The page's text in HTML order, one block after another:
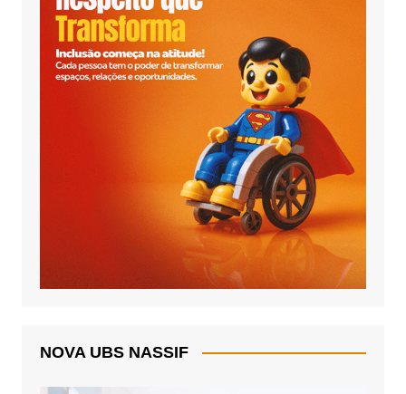
NOVA UBS NASSIF